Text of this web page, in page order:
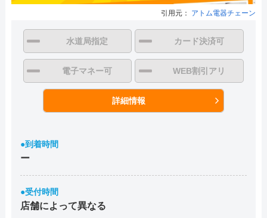
引用元： アトム電器チェーン
水道局指定 カード決済可
電子マネー可 WEB割引アリ
詳細情報
●到着時間
ー
●受付時間
店舗によって異なる